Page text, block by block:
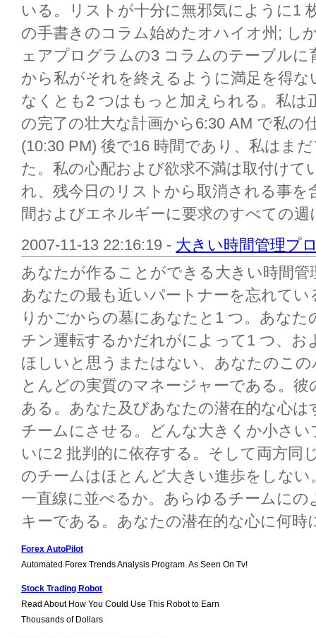
いる。リストが十分に無邪気にように1
の手書きのコラム始めたオハイオ州; し
ェアプログラムの3 コラムのテーブルに
から私がそれを終えるように満足を得
なくとも2 つはもっと加えられる。私は
の完了の壮大な計画から6:30 AM で私の
(10:30 PM) 後で16 時間であり、私はま
た。私の心配および欲求不満は取付けて
れ、残今日のリストから取消される事
間およびエネルギーに要求のすべての
2007-11-13 22:16:19 - 大きい時間管理プ
あなたが作ることができる大きい時間
あなたの最も近いパートナーを忘れて
りかごからの墓にあなたと1 つ。あな
チン運転するかだれがによって1 つ、お
ほしいと思うまたはない、あなたのこ
とんどの実質のマネージャーである。
ある。あなた及びあなたの潜在的な心
チームにさせる。どんな大きくか小さ
いに2 批判的に依存する。そして両方同
のチームはほとんど大きい進歩をしな
一直線に並べるか。あらゆるチームに
キーである。あなたの潜在的な心に何
Forex AutoPilot
Automated Forex Trends Analysis Program. As Seen On Tv!
Stock Trading Robot
Read About How You Could Use This Robot to Earn
Thousands of Dollars